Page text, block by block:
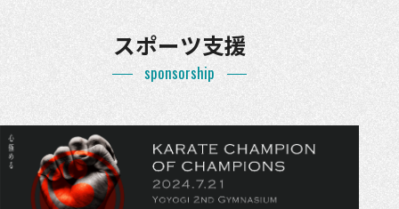
スポーツ支援
sponsorship